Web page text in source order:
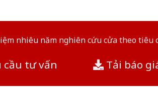
nhiêu năm nghiên cứu cửa theo tiêu
cầu tư vấn Tải báo